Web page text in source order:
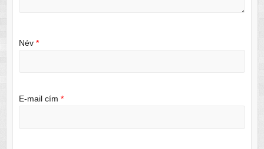
Név *
E-mail cím *